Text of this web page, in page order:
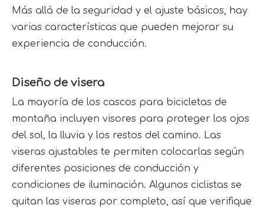
Más allá de la seguridad y el ajuste básicos, hay
varias características que pueden mejorar su
experiencia de conducción.
Diseño de visera
La mayoría de los cascos para bicicletas de
montaña incluyen visores para proteger los ojos
del sol, la lluvia y los restos del camino. Las
viseras ajustables te permiten colocarlas según
diferentes posiciones de conducción y
condiciones de iluminación. Algunos ciclistas se
quitan las viseras por completo, así que verifique